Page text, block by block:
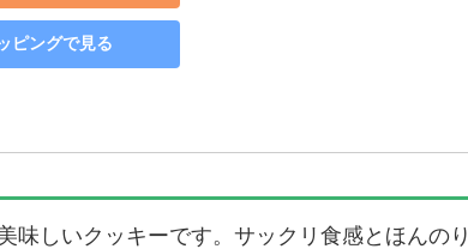
ピングで見る
味しいクッキーです。サックリ食感とほんのり